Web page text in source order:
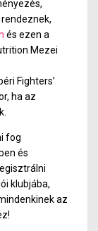
és ezen a
Mezei
Fighters’
ha az
fog
és
klubjába,
az